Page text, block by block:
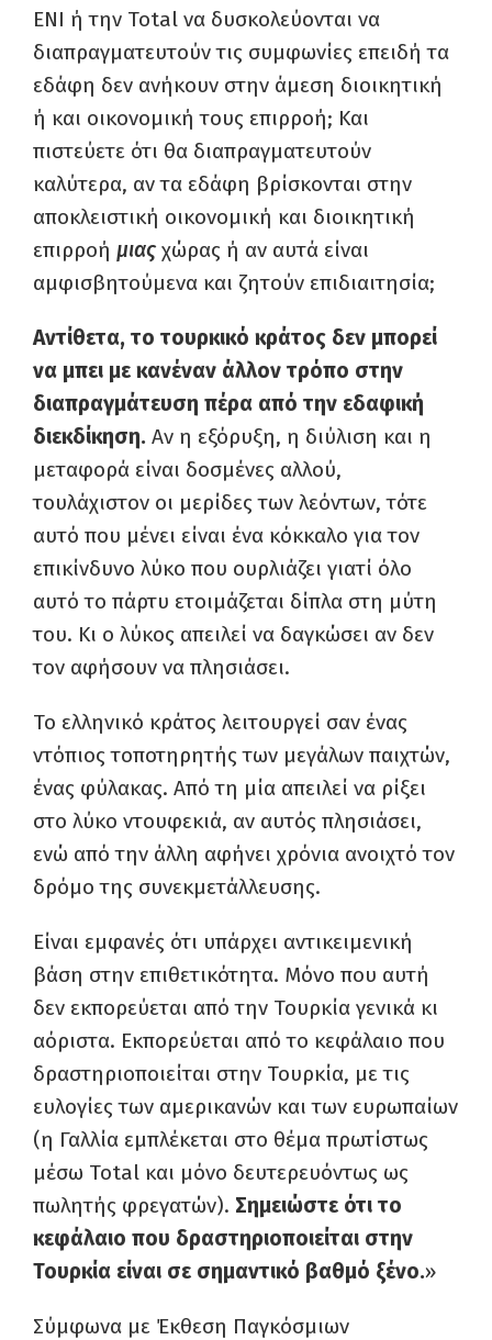
ΕΝΙ ή την Total να δυσκολεύονται να
διαπραγματευτούν τις συμφωνίες επειδή τα
εδάφη δεν ανήκουν στην άμεση διοικητική
ή και οικονομική τους επιρροή; Και
πιστεύετε ότι θα διαπραγματευτούν
καλύτερα, αν τα εδάφη βρίσκονται στην
αποκλειστική οικονομική και διοικητική
επιρροή μιαςχώρας ή αν αυτά είναι
αμφισβητούμενα και ζητούν επιδιαιτησία;
Αντίθετα, το τουρκικό κράτος δεν μπορεί
να μπει με κανέναν άλλον τρόπο στην
διαπραγμάτευση πέρα από την εδαφική
διεκδίκηση. Αν η εξόρυξη, η διύλιση και η
μεταφορά είναι δοσμένες αλλού,
τουλάχιστον οι μερίδες των λεόντων, τότε
αυτό που μένει είναι ένα κόκκαλο για τον
επικίνδυνο λύκο που ουρλιάζει γιατί όλο
αυτό το πάρτυ ετοιμάζεται δίπλα στη μύτη
του. Κι ο λύκος απειλεί να δαγκώσει αν δεν
τον αφήσουν να πλησιάσει.
Το ελληνικό κράτος λειτουργεί σαν ένας
ντόπιος τοποτηρητής των μεγάλων παιχτών,
ένας φύλακας. Από τη μία απειλεί να ρίξει
στο λύκο ντουφεκιά, αν αυτός πλησιάσει,
ενώ από την άλλη αφήνει χρόνια ανοιχτό τον
δρόμο της συνεκμετάλλευσης.
Είναι εμφανές ότι υπάρχει αντικειμενική
βάση στην επιθετικότητα. Μόνο που αυτή
δεν εκπορεύεται από την Τουρκία γενικά κι
αόριστα. Εκπορεύεται από το κεφάλαιο που
δραστηριοποιείται στην Τουρκία, με τις
ευλογίες των αμερικανών και των ευρωπαίων
(η Γαλλία εμπλέκεται στο θέμα πρωτίστως
μέσω Total και μόνο δευτερευόντως ως
πωλητής φρεγατών). Σημειώστε ότι το
κεφάλαιο που δραστηριοποιείται στην
Τουρκία είναι σε σημαντικό βαθμό ξένο.»
Σύμφωνα με Έκθεση Παγκόσμιων